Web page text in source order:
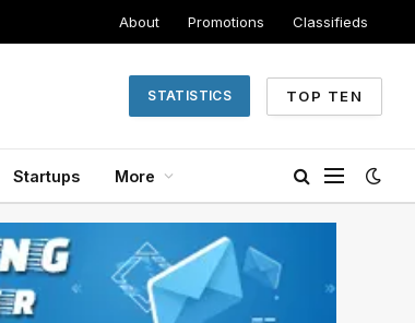
About Promotions Classifieds
STATISTICS TOP TEN
Startups More